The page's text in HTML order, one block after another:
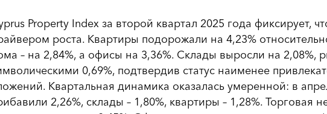
Property Index за второй квартал 2025 года фиксирует,
роста. Квартиры подорожали на 4,23%
– на 2,84%, а офисы на 3,36%. Склады выросли на 2,08%,
0,69%, подтвердив статус наименее
Квартальная динамика оказалась умеренной: в
2,26%, склады – 1,80%, квартиры – 1,28%. Торговая